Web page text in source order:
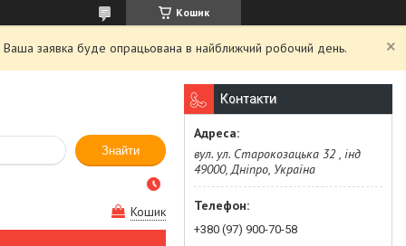
Кошик
Ваша заявка буде опрацьована в найближчий робочий день.
Знайти
Кошик
Контакти
вул. ул. Старокозацька 32 , інд
49000, Дніпро, Україна
+380 (97) 900-70-58